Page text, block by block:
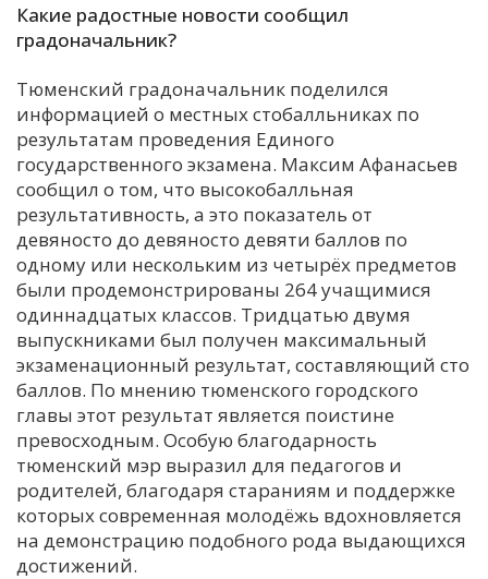
М
Н
Х
Ч
Я
Какие радостные новости сообщил
градоначальник?
Тюменский градоначальник поделился
информацией о местных стобалльниках по
результатам проведения Единого
государственного экзамена. Максим Афанасьев
сообщил о том, что высокобалльная
результативность, а это показатель от
девяносто до девяносто девяти баллов по
одному или нескольким из четырёх предметов
были продемонстрированы 264 учащимися
одиннадцатых классов. Тридцатью двумя
выпускниками был получен максимальный
экзаменационный результат, составляющий сто
баллов. По мнению тюменского городского
главы этот результат является поистине
превосходным. Особую благодарность
тюменский мэр выразил для педагогов и
родителей, благодаря стараниям и поддержке
которых современная молодёжь вдохновляется
на демонстрацию подобного рода выдающихся
достижений.